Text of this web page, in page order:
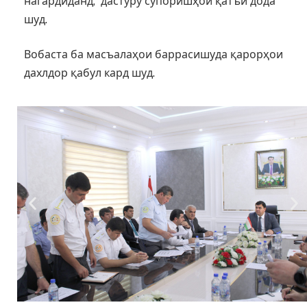
шуд.
Вобаста ба масъалаҳои баррасишуда қарорҳои
дахлдор қабул кард шуд.